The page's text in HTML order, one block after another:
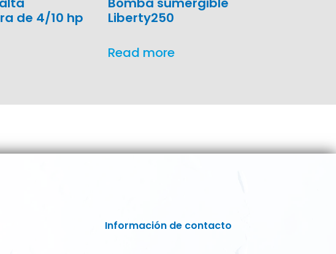
de 4/10 hp
Liberty250
Read more
Información de contacto